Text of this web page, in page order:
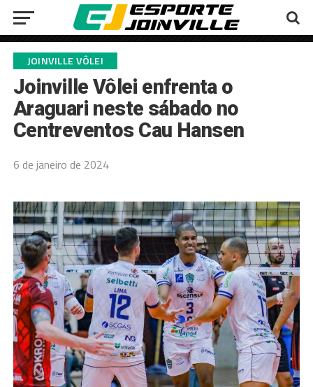
JOINVILLE VÔLEI
Joinville Vôlei enfrenta o
Araguari neste sábado no
Centreventos Cau Hansen
6 de janeiro de 2024